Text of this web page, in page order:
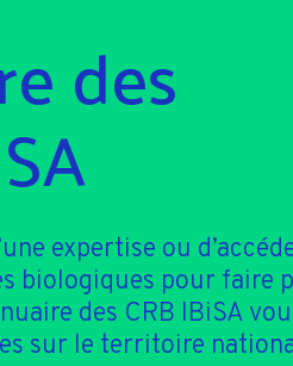
des
expertise ou
biologiques pour faire
des CRB IBiSA
sur le territoire